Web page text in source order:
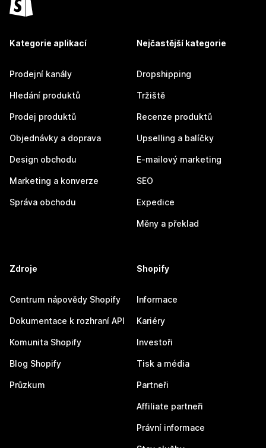
Kategorie aplikací
Prodejní kanály
Hledání produktů
Prodej produktů
Objednávky a doprava
Design obchodu
Marketing a konverze
Správa obchodu
Nejčastější kategorie
Dropshipping
Tržiště
Recenze produktů
Upselling a balíčky
E-mailový marketing
SEO
Expedice
Měny a překlad
Zdroje
Centrum nápovědy Shopify
Dokumentace k rozhraní API
Komunita Shopify
Blog Shopify
Průzkum
Shopify
Informace
Kariéry
Investoři
Tisk a média
Partneři
Affiliate partneři
Právní informace